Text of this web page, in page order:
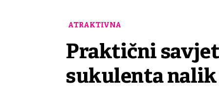
ATRAKTIVNA
Praktični
sukulenta